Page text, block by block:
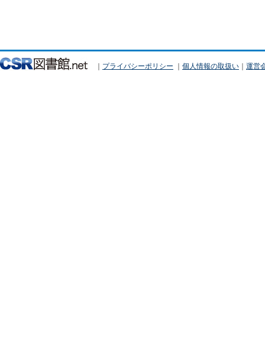
｜ プライバシーポリシー ｜ 個人情報の取扱い ｜ 運営